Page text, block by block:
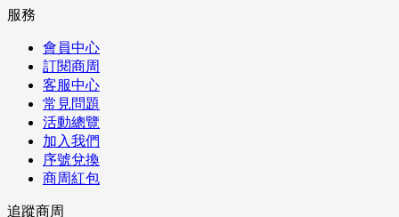
服務
會員中心
訂閱商周
客服中心
常見問題
活動總覽
加入我們
序號兌換
商周紅包
追蹤商周